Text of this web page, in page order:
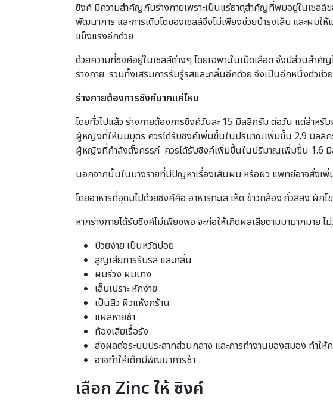
ซิงค์ มีความสำคัญกับร่างกายเพราะเป็นแร่ธาตุสำคัญที่พบอยู่ในเซลล์
พัฒนาการ และการเติบโตของเซลล์จึงไม่เพียงช่วยบำรุงเล็บ และผม
แข็งแรงอีกด้วย
ด้วยความที่ซิงค์อยู่ในเซลล์ต่างๆ โดยเฉพาะในเม็ดเลือด จึงมีส่วนส
ร่างกาย รวมทั้งเสริมการรับรู้รสและกลิ่นอีกด้วย จึงเป็นอีกหนึ่งตัวช่
ร่างกายต้องการซิงค์มากแค่ไหน
โดยทั่วไปแล้ว ร่างกายต้องการซิงค์วันละ 15 มิลลิกรัม ต่อวัน แต่สำ
ผู้หญิงที่ให้นมบุตร ควรได้รับซิงค์เพิ่มขึ้นในปริมาณเพิ่มขึ้น 2.9 มิลลิ
ผู้หญิงที่กำลังตั้งครรภ์ ควรได้รับซิงค์เพิ่มขึ้นในปริมาณเพิ่มขึ้น 1.6
นอกจากนั้นในบางรายที่มีปัญหาเรื่องเส้นผม หรือผิว แพทย์อาจสั่งเพิ่
โดยอาหารที่อุดมไปด้วยซิงค์คือ อาหารทะเล เห็ด ข้าวกล้อง ถั่วลิสง ผั
หากร่างกายได้รับซิงค์ไม่เพียงพอ จะก่อให้เกิดผลเสียตามมามากมาย ไม่
ป่วยง่าย เป็นหวัดบ่อย
สูญเสียการรับรส และกลิ่น
ผมร่วง ผมบาง
เล็บเปราะ หักง่าย
เป็นสิว ผิวแห้งกร้าน
แผลหายช้า
ท้องเสียเรื้อรัง
ส่งผลต่อระบบประสาทส่วนกลาง และการทำงานของสมอง ทำใ
อาจทำให้เด็กมีพัฒนาการช้า
เลือก Zinc ให้ ซิงค์